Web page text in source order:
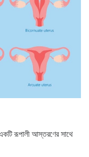
রূপালী আস্তরণের সাথে